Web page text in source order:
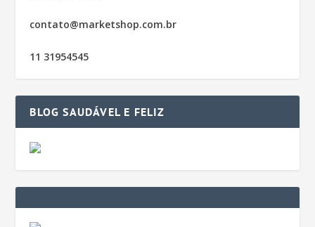
contato@marketshop.com.br
11 31954545
BLOG SAUDÁVEL E FELIZ